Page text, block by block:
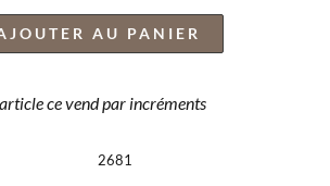
AU PANIER
ce vend par incréments
2681